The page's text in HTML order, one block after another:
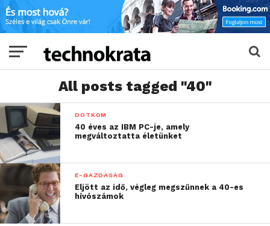
All posts tagged "40"
DOTKOM
40 éves az IBM PC-je, amely
megváltoztatta életünket
E-GAZDASÁG
Eljött az idő, végleg megszűnnek a 40-es
hívószámok